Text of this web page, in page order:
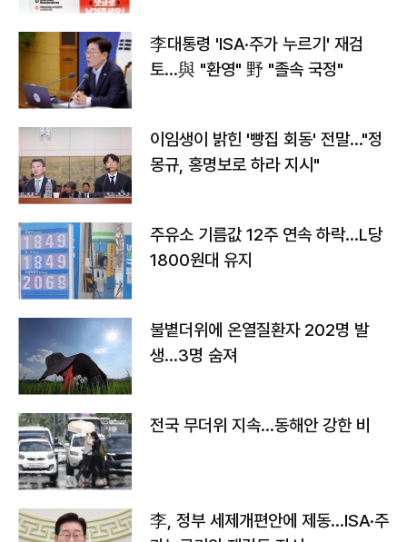
李대통령 'ISA·주가 누르기' 재검
토…與 "환영" 野 "졸속 국정"
이임생이 밝힌 '빵집 회동' 전말…"정
몽규, 홍명보로 하라 지시"
주유소 기름값 12주 연속 하락…L당
1800원대 유지
불볕더위에 온열질환자 202명 발
생…3명 숨져
전국 무더위 지속…동해안 강한 비
李, 정부 세제개편안에 제동…ISA·주